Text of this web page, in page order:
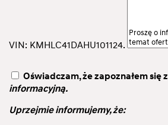
VIN: KMHLC41DAHU101124.
Oświadczam, że zapoznałem się z
informacyjną.
Uprzejmie informujemy, że: